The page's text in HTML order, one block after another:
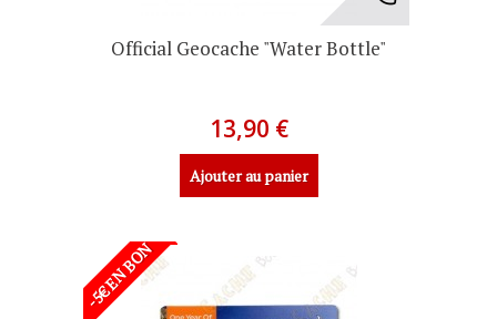
Official Geocache "Water Bottle"
13,90 €
Ajouter au panier
-5€ EN BON